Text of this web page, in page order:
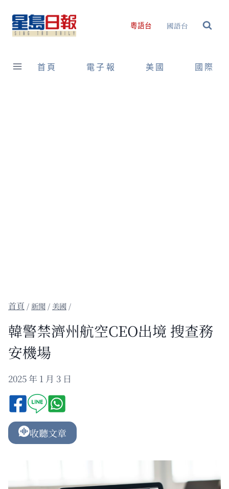
content
粵語台 國語台
首頁 電子報 美國 國際
/新聞 / 美國 /
韓警禁濟州航空CEO出境 搜查務
安機場
2025 年 1 月 3 日
收聽文章